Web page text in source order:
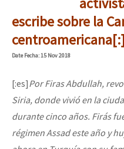
escribe sobre la
centroamericana[:]
DateFecha: 15 Nov 2018
[:es]Por Firas Abdullah,
Siria, donde vivió en la
durante cinco años. Firás
régimen Assad este año y